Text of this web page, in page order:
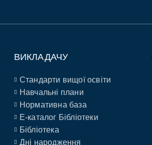
ВИКЛАДАЧУ
Стандарти вищої освіти
Навчальні плани
Нормативна база
E-каталог Бібліотеки
Бібліотека
Дні народження